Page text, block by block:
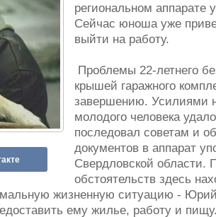
региональном аппарате
Сейчас юноша уже
выйти на работу.
Проблемы 22-летнего
крышей гаражного
завершению. Усилиями
молодого человека
последовал советам и
документов в аппарат
Свердловской области.
обстоятельств здесь
жизненную ситуацию -
ему жилье, работу и